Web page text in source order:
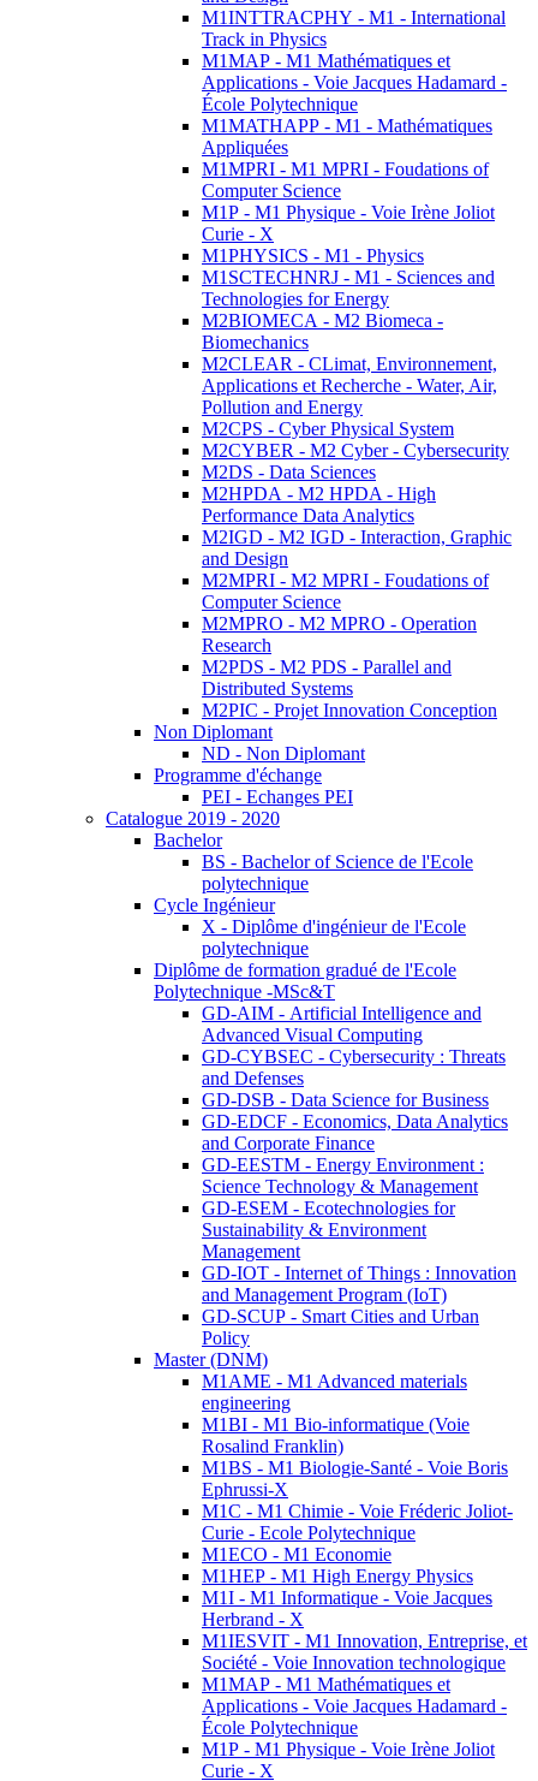
M1INTTRACPHY - M1 - International
Track in Physics
M1MAP - M1 Mathématiques et
Applications - Voie Jacques Hadamard -
École Polytechnique
M1MATHAPP - M1 - Mathématiques
Appliquées
M1MPRI - M1 MPRI - Foudations of
Computer Science
M1P - M1 Physique - Voie Irène Joliot
Curie - X
M1PHYSICS - M1 - Physics
M1SCTECHNRJ - M1 - Sciences and
Technologies for Energy
M2BIOMECA - M2 Biomeca -
Biomechanics
M2CLEAR - CLimat, Environnement,
Applications et Recherche - Water, Air,
Pollution and Energy
M2CPS - Cyber Physical System
M2CYBER - M2 Cyber - Cybersecurity
M2DS - Data Sciences
M2HPDA - M2 HPDA - High
Performance Data Analytics
M2IGD - M2 IGD - Interaction, Graphic
and Design
M2MPRI - M2 MPRI - Foudations of
Computer Science
M2MPRO - M2 MPRO - Operation
Research
M2PDS - M2 PDS - Parallel and
Distributed Systems
M2PIC - Projet Innovation Conception
Non Diplomant
ND - Non Diplomant
Programme d'échange
PEI - Echanges PEI
Catalogue 2019 - 2020
Bachelor
BS - Bachelor of Science de l'Ecole
polytechnique
Cycle Ingénieur
X - Diplôme d'ingénieur de l'Ecole
polytechnique
Diplôme de formation gradué de l'Ecole
Polytechnique -MSc&T
GD-AIM - Artificial Intelligence and
Advanced Visual Computing
GD-CYBSEC - Cybersecurity : Threats
and Defenses
GD-DSB - Data Science for Business
GD-EDCF - Economics, Data Analytics
and Corporate Finance
GD-EESTM - Energy Environment :
Science Technology & Management
GD-ESEM - Ecotechnologies for
Sustainability & Environment
Management
GD-IOT - Internet of Things : Innovation
and Management Program (IoT)
GD-SCUP - Smart Cities and Urban
Policy
Master (DNM)
M1AME - M1 Advanced materials
engineering
M1BI - M1 Bio-informatique (Voie
Rosalind Franklin)
M1BS - M1 Biologie-Santé - Voie Boris
Ephrussi-X
M1C - M1 Chimie - Voie Fréderic Joliot-
Curie - Ecole Polytechnique
M1ECO - M1 Economie
M1HEP - M1 High Energy Physics
M1I - M1 Informatique - Voie Jacques
Herbrand - X
M1IESVIT - M1 Innovation, Entreprise, et
Société - Voie Innovation technologique
M1MAP - M1 Mathématiques et
Applications - Voie Jacques Hadamard -
École Polytechnique
M1P - M1 Physique - Voie Irène Joliot
Curie - X